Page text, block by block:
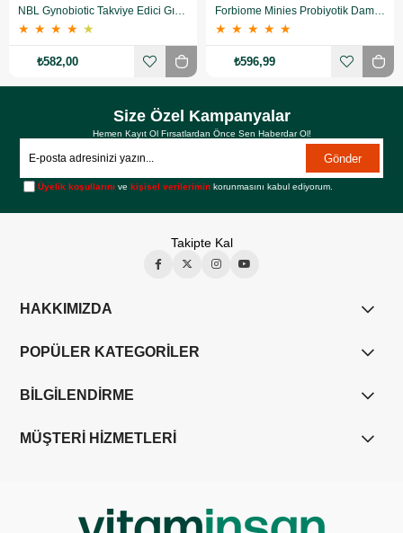
NBL Gynobiotic Takviye Edici Gıda 10 Kapsül
★ ★ ★ ★ ★
₺582,00
Forbiome Minies Probiyotik Damla 8 ml
★ ★ ★ ★ ★
₺596,99
Size Özel Kampanyalar
Hemen Kayıt Ol Fırsatlardan Önce Sen Haberdar Ol!
Gönder
Üyelik koşullarını vekişisel verilerimin korunmasını kabul ediyorum.
Takipte Kal
HAKKIMIZDA
POPÜLER KATEGORİLER
BİLGİLENDİRME
MÜŞTERİ HİZMETLERİ